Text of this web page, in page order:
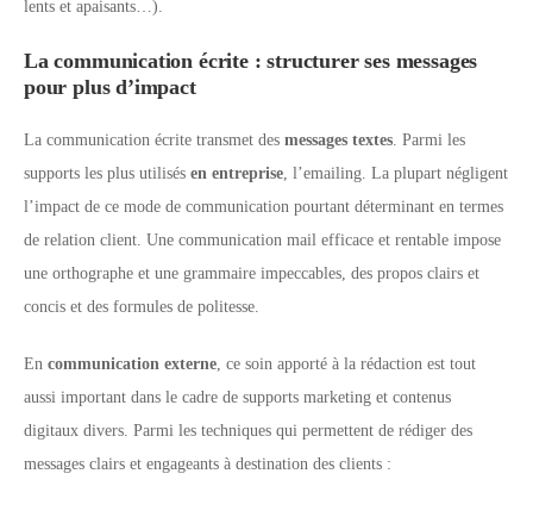
lents et apaisants…).
La communication écrite : structurer ses messages
pour plus d’impact
La communication écrite transmet des messages textes. Parmi les
supports les plus utilisés en entreprise, l’emailing. La plupart négligent
l’impact de ce mode de communication pourtant déterminant en termes
de relation client. Une communication mail efficace et rentable impose
une orthographe et une grammaire impeccables, des propos clairs et
concis et des formules de politesse.
En communication externe, ce soin apporté à la rédaction est tout
aussi important dans le cadre de supports marketing et contenus
digitaux divers. Parmi les techniques qui permettent de rédiger des
messages clairs et engageants à destination des clients :